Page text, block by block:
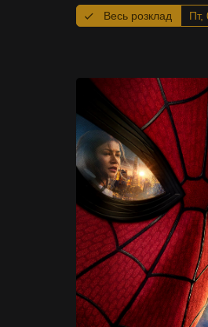
Весь розклад